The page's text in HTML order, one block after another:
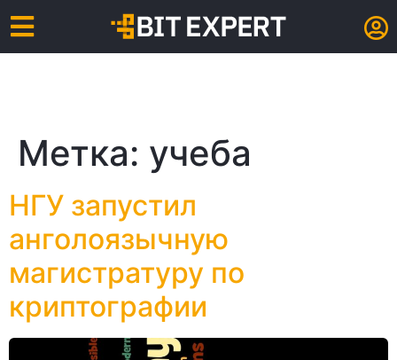
Метка: учеба
НГУ запустил
анголоязычную
магистратуру по
криптографии